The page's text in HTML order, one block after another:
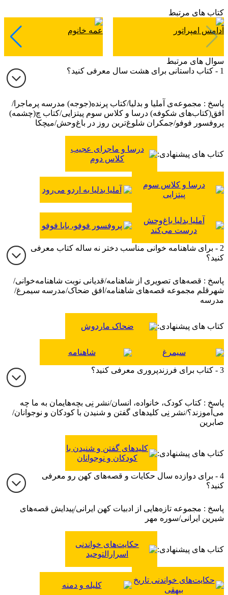
کتاب های مرتبط
آدامس امپراتور عمه خانوم
سوال های مرتبط
1 - کتاب داستانی برای هشت سال معرفی کنید؟
پاسخ : مجموعه‌ی آملیا و بدلیا/کتاب پرنده(جوجه) مدرسه پرماجرا/
افق(کتاب‌های شکوفه) درسا و کلاس سوم پیتزایی/کتاب چ(چشمه)
پروفسور فوفو/جمکران شلوغ‌ترین روز در باغ‌وحش/میچکا
کتاب های پیشنهادی:
درسا و ماجرای عجیب
کلاس دوم
درسا و کلاس سوم
پیتزایی
آملیا بدلیا به اردو می‌رود
آملیا بدلیا باغ‌وحش
درست می‌کند
پروفسور فوفو، بابا فوفو
2 - برای شاهنامه خوانی مناسب دختر نه ساله کتاب معرفی
کنید؟
پاسخ : قصه‌های تصویری از شاهنامه/قدیانی نوبت شاهنامه‌خوانی/
شهرقلم مجموعه قصه‌های شاهنامه/افق ضحاک/مدرسه سیمرغ/
مدرسه
کتاب های پیشنهادی: ضحاک ماردوش
سیمرغ شاهنامه
3 - کتاب برای فرزندپروری معرفی کنید؟
پاسخ : کتاب کودک، خانواده، انسان/نشر نِی بچه‌هایمان به ما چه
می‌آموزند؟/نشر نِی کلیدهای گفتن و شنیدن با کودکان و نوجوانان/
صابرین
کتاب های پیشنهادی:
کلیدهای گفتن و شنیدن با
کودکان و نوجوانان
4 - برای دوازده سال حکایات و قصه‌های کهن رو معرفی
کنید؟
پاسخ : مجموعه تازه‌هایی از ادبیات کهن ایرانی/پیدایش قصه‌های
شیرین ایرانی/سوره مهر
کتاب های پیشنهادی:
حکایت‌های خواندنی
اسرارالتوحید
حکایت‌های خواندنی تاریخ
بیهقی
کلیله و دمنه